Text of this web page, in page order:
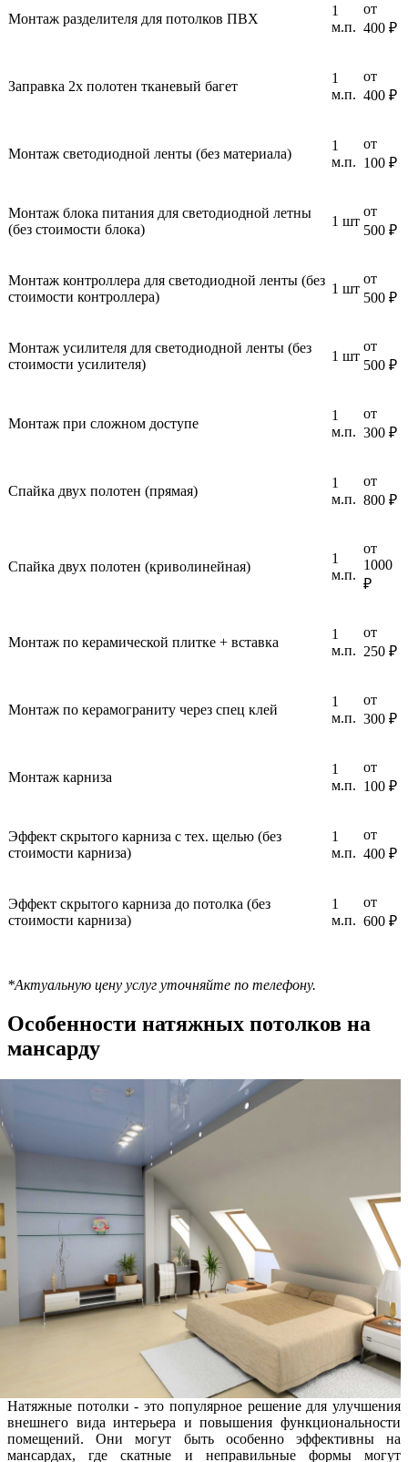
Монтаж разделителя для потолков ПВХ
1
м.п.
от
400 ₽
Заправка 2х полотен тканевый багет
1
м.п.
от
400 ₽
Монтаж светодиодной ленты (без материала)
1
м.п.
от
100 ₽
Монтаж блока питания для светодиодной летны
(без стоимости блока)
1 шт
от
500 ₽
Монтаж контроллера для светодиодной ленты (без
стоимости контроллера)
1 шт
от
500 ₽
Монтаж усилителя для светодиодной ленты (без
стоимости усилителя)
1 шт
от
500 ₽
Монтаж при сложном доступе
1
м.п.
от
300 ₽
Спайка двух полотен (прямая)
1
м.п.
от
800 ₽
Спайка двух полотен (криволинейная)
1
м.п.
от
1000
₽
Монтаж по керамической плитке + вставка
1
м.п.
от
250 ₽
Монтаж по керамограниту через спец клей
1
м.п.
от
300 ₽
Монтаж карниза
1
м.п.
от
100 ₽
Эффект скрытого карниза с тех. щелью (без
стоимости карниза)
1
м.п.
от
400 ₽
Эффект скрытого карниза до потолка (без
стоимости карниза)
1
м.п.
от
600 ₽
*Актуальную цену услуг уточняйте по телефону.
Особенности натяжных потолков на
мансарду
Натяжные потолки - это популярное решение для улучшения
внешнего вида интерьера и повышения функциональности
помещений. Они могут быть особенно эффективны на
мансардах, где скатные и неправильные формы могут